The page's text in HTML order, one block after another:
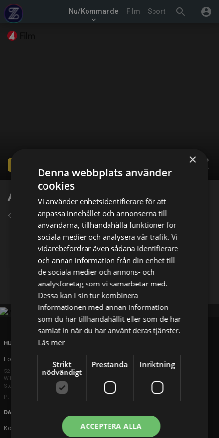
search account_circle
Nu/Kommande
keyboard_arrow_down
Film Sport
share
Anna
kl. 01:05 på TV4 Film
Facebook X
HUVUDKONTOR
London
52 Brook Street
W1K 5DS London
Storbritannien
P: +44 203 608 8181
DANMARK
Köpenhamn
×
Denna webbplats använder
cookies
Vi använder enhetsidentifierare för att
anpassa innehållet och annonserna till
användarna, tillhandahålla funktioner för
sociala medier och analysera vår trafik. Vi
vidarebefordrar även sådana identifierare
och annan information från din enhet till
de sociala medier och annons- och
analysföretag som vi samarbetar med.
Dessa kan i sin tur kombinera
informationen med annan information
som du har tillhandahållit eller som de har
samlat in när du har använt deras tjänster.
Läs mer
Strikt
nödvändigt
Prestanda Inriktning
ACCEPTERA ALLA